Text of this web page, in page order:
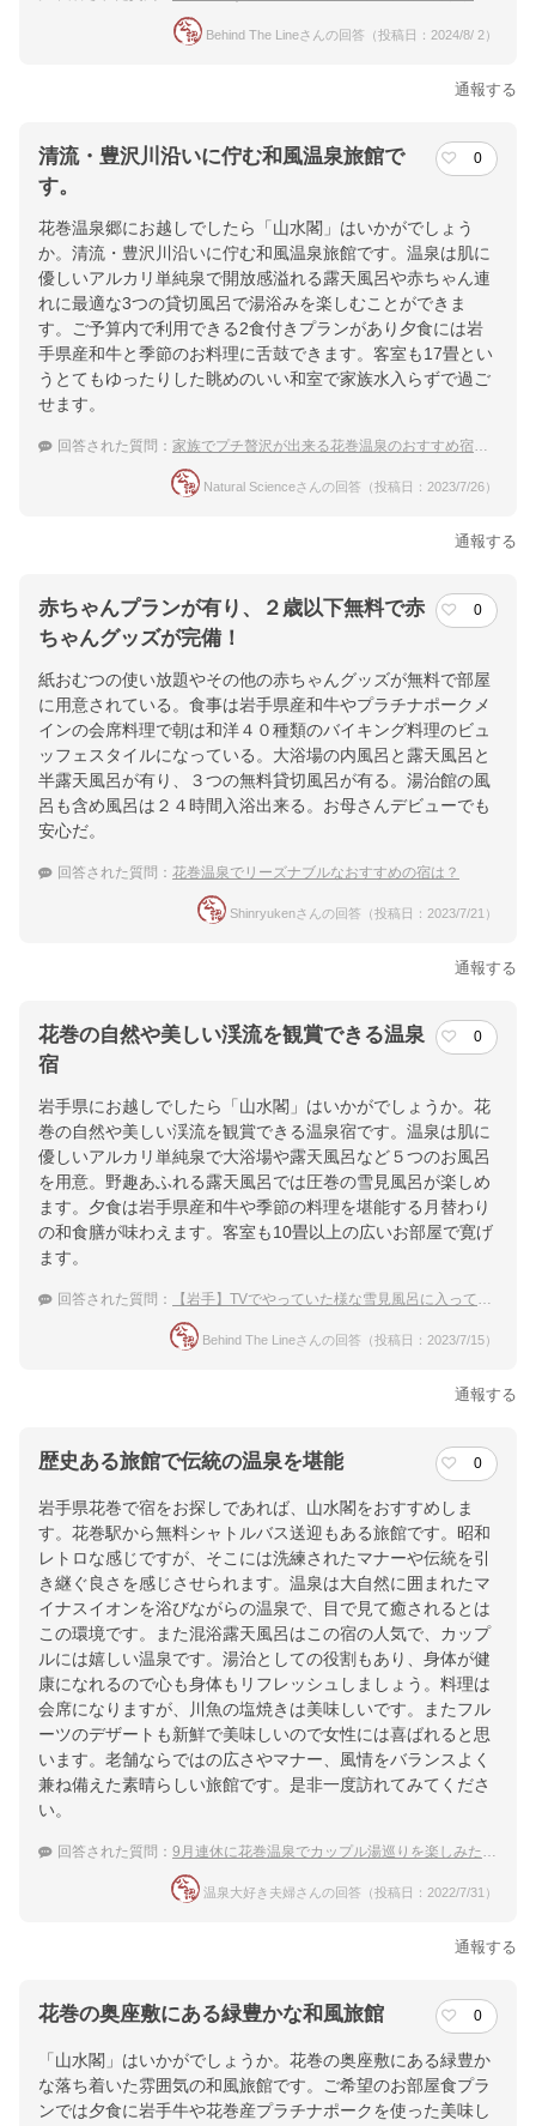
Behind The Lineさんの回答（投稿日：2024/8/ 2）
通報する
清流・豊沢川沿いに佇む和風温泉旅館で
す。
0
花巻温泉郷にお越しでしたら「山水閣」はいかがでしょう
か。清流・豊沢川沿いに佇む和風温泉旅館です。温泉は肌に
優しいアルカリ単純泉で開放感溢れる露天風呂や赤ちゃん連
れに最適な3つの貸切風呂で湯浴みを楽しむことができま
す。ご予算内で利用できる2食付きプランがあり夕食には岩
手県産和牛と季節のお料理に舌鼓できます。客室も17畳とい
うとてもゆったりした眺めのいい和室で家族水入らずで過ご
せます。
回答された質問： 家族でプチ贅沢が出来る花巻温泉のおすすめ宿は？
Natural Scienceさんの回答（投稿日：2023/7/26）
通報する
赤ちゃんプランが有り、２歳以下無料で赤
ちゃんグッズが完備！
0
紙おむつの使い放題やその他の赤ちゃんグッズが無料で部屋
に用意されている。食事は岩手県産和牛やプラチナポークメ
インの会席料理で朝は和洋４０種類のバイキング料理のビュ
ッフェスタイルになっている。大浴場の内風呂と露天風呂と
半露天風呂が有り、３つの無料貸切風呂が有る。湯治館の風
呂も含め風呂は２４時間入浴出来る。お母さんデビューでも
安心だ。
回答された質問： 花巻温泉でリーズナブルなおすすめの宿は？
Shinryukenさんの回答（投稿日：2023/7/21）
通報する
花巻の自然や美しい渓流を観賞できる温泉
宿
0
岩手県にお越しでしたら「山水閣」はいかがでしょうか。花
巻の自然や美しい渓流を観賞できる温泉宿です。温泉は肌に
優しいアルカリ単純泉で大浴場や露天風呂など５つのお風呂
を用意。野趣あふれる露天風呂では圧巻の雪見風呂が楽しめ
ます。夕食は岩手県産和牛や季節の料理を堪能する月替わり
の和食膳が味わえます。客室も10畳以上の広いお部屋で寛げ
ます。
回答された質問： 【岩手】TVでやっていた様な雪見風呂に入ってみたい！
Behind The Lineさんの回答（投稿日：2023/7/15）
通報する
歴史ある旅館で伝統の温泉を堪能 0
岩手県花巻で宿をお探しであれば、山水閣をおすすめしま
す。花巻駅から無料シャトルバス送迎もある旅館です。昭和
レトロな感じですが、そこには洗練されたマナーや伝統を引
き継ぐ良さを感じさせられます。温泉は大自然に囲まれたマ
イナスイオンを浴びながらの温泉で、目で見て癒されるとは
この環境です。また混浴露天風呂はこの宿の人気で、カップ
ルには嬉しい温泉です。湯治としての役割もあり、身体が健
康になれるので心も身体もリフレッシュしましょう。料理は
会席になりますが、川魚の塩焼きは美味しいです。またフル
ーツのデザートも新鮮で美味しいので女性には喜ばれると思
います。老舗ならではの広さやマナー、風情をバランスよく
兼ね備えた素晴らしい旅館です。是非一度訪れてみてくださ
い。
回答された質問： 9月連休に花巻温泉でカップル湯巡りを楽しみたい、泊まるならどの温泉宿が良い？
温泉大好き夫婦さんの回答（投稿日：2022/7/31）
通報する
花巻の奥座敷にある緑豊かな和風旅館 0
「山水閣」はいかがでしょうか。花巻の奥座敷にある緑豊か
な落ち着いた雰囲気の和風旅館です。ご希望のお部屋食プラ
ンでは夕食に岩手牛や花巻産プラチナポークを使った美味し